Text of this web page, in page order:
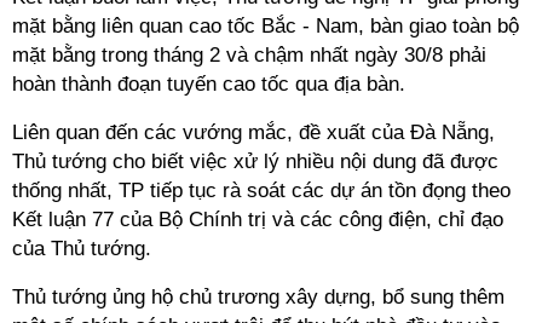
mặt bằng liên quan cao tốc Bắc - Nam, bàn giao toàn bộ
mặt bằng trong tháng 2 và chậm nhất ngày 30/8 phải
hoàn thành đoạn tuyến cao tốc qua địa bàn.
Liên quan đến các vướng mắc, đề xuất của Đà Nẵng,
Thủ tướng cho biết việc xử lý nhiều nội dung đã được
thống nhất, TP tiếp tục rà soát các dự án tồn đọng theo
Kết luận 77 của Bộ Chính trị và các công điện, chỉ đạo
của Thủ tướng.
Thủ tướng ủng hộ chủ trương xây dựng, bổ sung thêm